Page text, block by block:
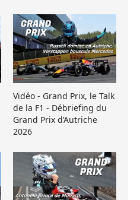
Vidéo - Grand Prix, le Talk
de la F1 - Débriefing du
Grand Prix d’Autriche
2026